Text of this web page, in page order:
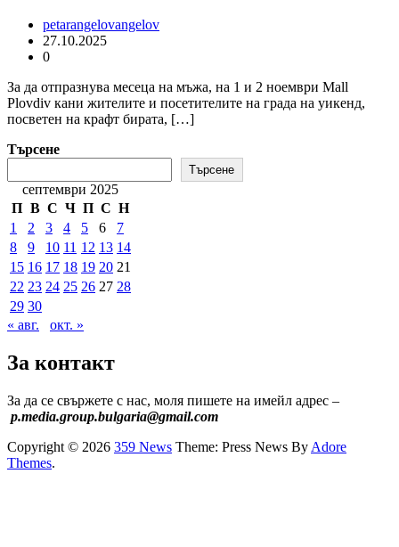
petarangelovangelov
27.10.2025
0
За да отпразнува месеца на мъжа, на 1 и 2 ноември Mall
Plovdiv кани жителите и посетителите на града на уикенд,
посветен на крафт бирата, […]
Търсене
Търсене
септември 2025
П В С Ч П С Н
1
2 3 4 5 6
7
8
9 10 11 12 13 14
15 16 17 18 19 20 21
22 23 24 25 26 27 28
29 30
« авг.
окт. »
За контакт
За да се свържете с нас, моля пишете на имейл адрес –
p.media.group.bulgaria@gmail.com
Copyright © 2026 359 News Theme: Press News By Adore
Themes.